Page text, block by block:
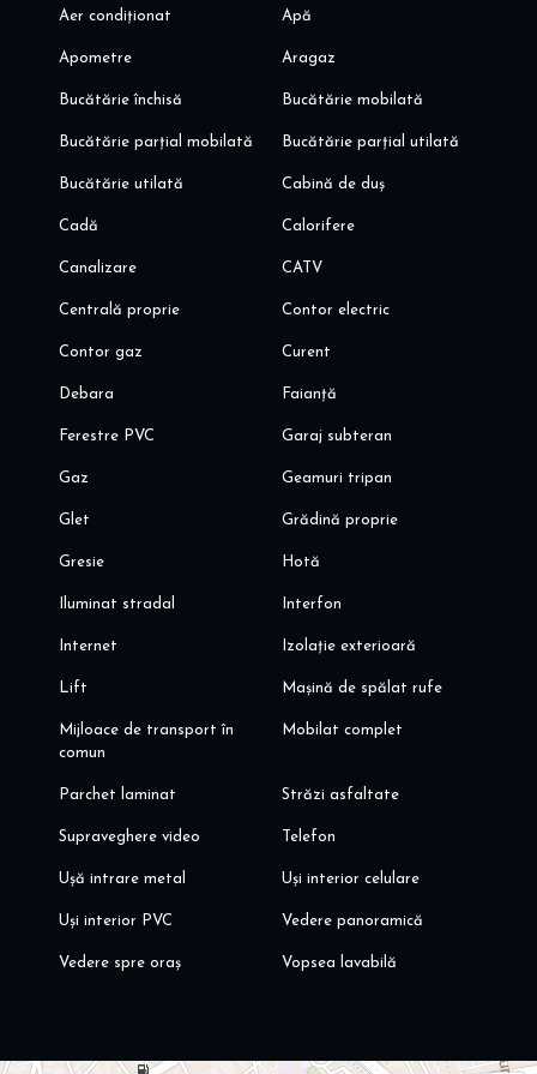
locuire, cât și pentru investiție, oferind un mix rar de localizare
modern.
stăm la dispoziție.
Aer condiționat Apă
Apometre Aragaz
Bucătărie închisă Bucătărie mobilată
Bucătărie parțial mobilată Bucătărie parțial utilată
Bucătărie utilată Cabină de duș
Cadă Calorifere
Canalizare CATV
Centrală proprie Contor electric
Contor gaz Curent
Debara Faianță
Ferestre PVC Garaj subteran
Gaz Geamuri tripan
Glet Grădină proprie
Gresie Hotă
Iluminat stradal Interfon
Internet Izolație exterioară
Lift Mașină de spălat rufe
Mijloace de transport în
comun
Mobilat complet
Parchet laminat Străzi asfaltate
Supraveghere video Telefon
Ușă intrare metal Uși interior celulare
Uși interior PVC Vedere panoramică
Vedere spre oraș Vopsea lavabilă